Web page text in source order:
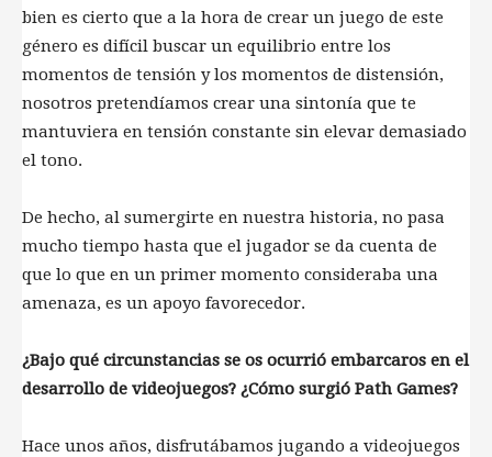
bien es cierto que a la hora de crear un juego de este
género es difícil buscar un equilibrio entre los
momentos de tensión y los momentos de distensión,
nosotros pretendíamos crear una sintonía que te
mantuviera en tensión constante sin elevar demasiado
el tono.
De hecho, al sumergirte en nuestra historia, no pasa
mucho tiempo hasta que el jugador se da cuenta de
que lo que en un primer momento consideraba una
amenaza, es un apoyo favorecedor.
¿Bajo qué circunstancias se os ocurrió embarcaros en el
desarrollo de videojuegos? ¿Cómo surgió Path Games?
Hace unos años, disfrutábamos jugando a videojuegos